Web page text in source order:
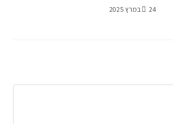
24 במרץ 2025